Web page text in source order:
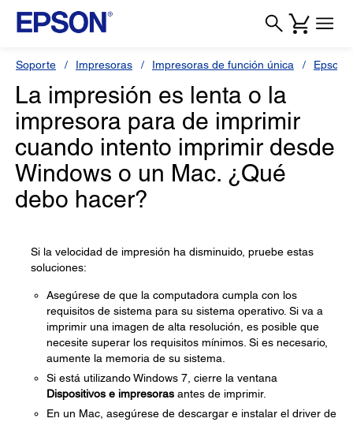
Soporte Impresoras Impresoras de función única Epson
La impresión es lenta o la
impresora para de imprimir
cuando intento imprimir desde
Windows o un Mac. ¿Qué
debo hacer?
Si la velocidad de impresión ha disminuido, pruebe estas
soluciones:
Asegúrese de que la computadora cumpla con los
requisitos de sistema para su sistema operativo. Si va a
imprimir una imagen de alta resolución, es posible que
necesite superar los requisitos mínimos. Si es necesario,
aumente la memoria de su sistema.
Si está utilizando Windows 7, cierre la ventana
Dispositivos e impresoras antes de imprimir.
En un Mac, asegúrese de descargar e instalar el driver de